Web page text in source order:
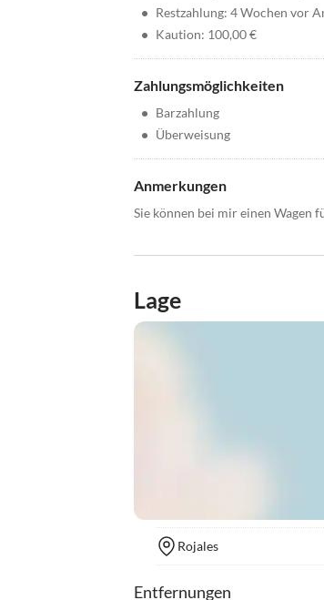
• Restzahlung: 4 Wochen vor
• Kaution: 100,00 €
Zahlungsmöglichkeiten
• Barzahlung
• Überweisung
Anmerkungen
Sie können bei mir einen Wagen
Lage
Rojales
Entfernungen